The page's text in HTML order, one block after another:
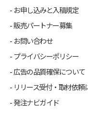
お申し込みと入稿規定
販売パートナー募集
お問い合わせ
プライバシーポリシー
広告の品質確保について
リリース受付・取材依頼
発注ナビガイド